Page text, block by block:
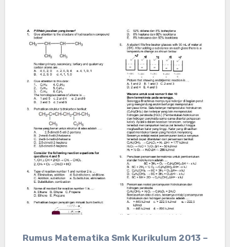
Rumus Matematika Smk Kurikulum 2013 –